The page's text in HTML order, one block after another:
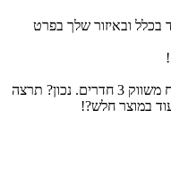
בכלל ובאיזור שלך בפרט
אתם לא לבד בשוק. רוב הפרוייקט אני מניח משווק 3 חדרים. נכון? תרצה